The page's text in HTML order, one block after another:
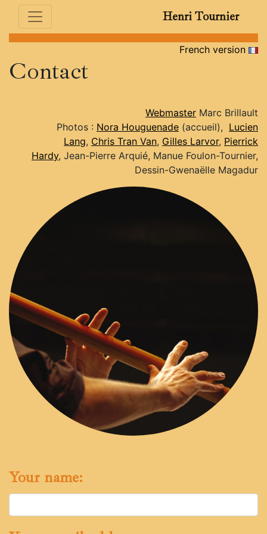
Henri Tournier
French version
Contact
Webmaster Marc Brillault
Photos : Nora Houguenade (accueil), Lucien
Lang, Chris Tran Van, Gilles Larvor, Pierrick
Hardy, Jean-Pierre Arquié, Manue Foulon-Tournier,
Dessin-Gwenaëlle Magadur
Your name: